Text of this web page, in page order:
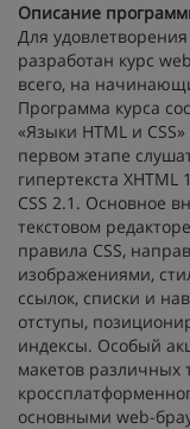
Описание
Для
разработан курс
всего, на
Программа курса
«Языки HTML и
первом этапе
гипертекста
CSS 2.1. Основное
текстовом
правила CSS,
изображениями,
ссылок, списки и
отступы,
индексы. Особый
макетов различных
основными web-